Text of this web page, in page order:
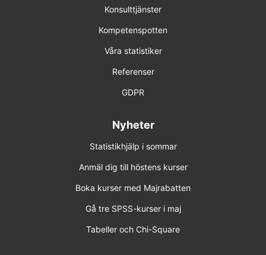
Konsulttjänster
Kompetenspotten
Våra statistiker
Referenser
GDPR
Nyheter
Statistikhjälp i sommar
Anmäl dig till höstens kurser
Boka kurser med Majrabatten
Gå tre SPSS-kurser i maj
Tabeller och Chi-Square